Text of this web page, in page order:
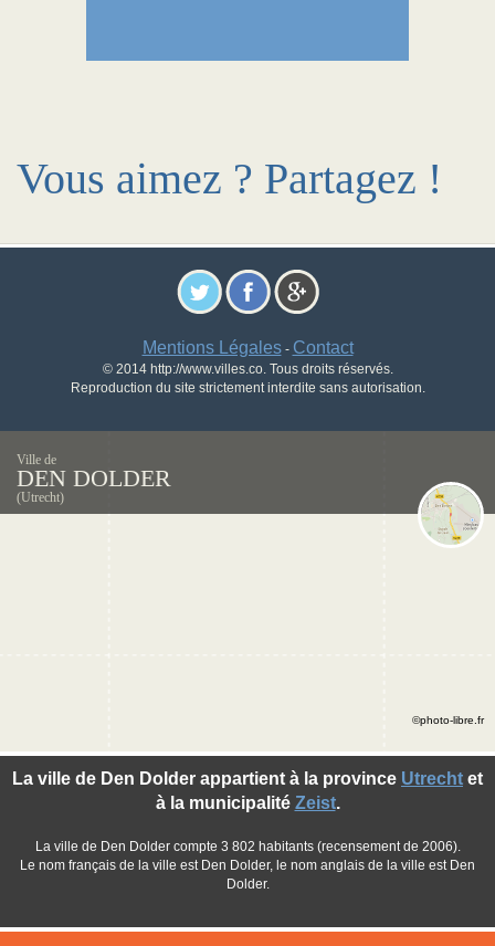
Vous aimez ? Partagez !
Mentions Légales- Contact
© 2014 http://www.villes.co. Tous droits réservés.
Reproduction du site strictement interdite sans autorisation.
Ville de
DEN DOLDER
(Utrecht)
La ville de Den Dolder appartient à la province Utrecht et
à la municipalité Zeist.
La ville de Den Dolder compte 3 802 habitants (recensement de 2006).
Le nom français de la ville est Den Dolder, le nom anglais de la ville est Den
Dolder.
©photo-libre.fr